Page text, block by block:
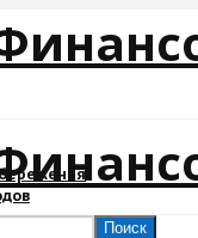
Поиск